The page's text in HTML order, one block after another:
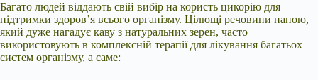
Багато людей віддають свій вибір на користь цикорію для
підтримки здоров’я всього організму. Цілющі речовини напою,
який дуже нагадує каву з натуральних зерен, часто
використовують в комплексній терапії для лікування багатьох
систем організму, а саме: